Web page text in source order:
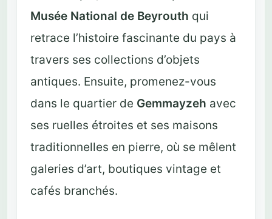
Musée National de Beyrouth qui
retrace l’histoire fascinante du pays à
travers ses collections d’objets
antiques. Ensuite, promenez-vous
dans le quartier de Gemmayzeh avec
ses ruelles étroites et ses maisons
traditionnelles en pierre, où se mêlent
galeries d’art, boutiques vintage et
cafés branchés.